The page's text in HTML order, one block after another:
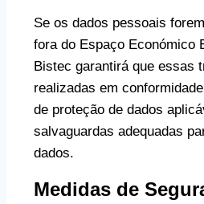
Se os dados pessoais
fora do Espaço Económico
Bistec garantirá que essas
realizadas em
de proteção de dados
salvaguardas adequadas
dados.
Medidas de